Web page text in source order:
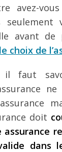
avez-
seulement
avant
le choix de
il faut
doit
dans